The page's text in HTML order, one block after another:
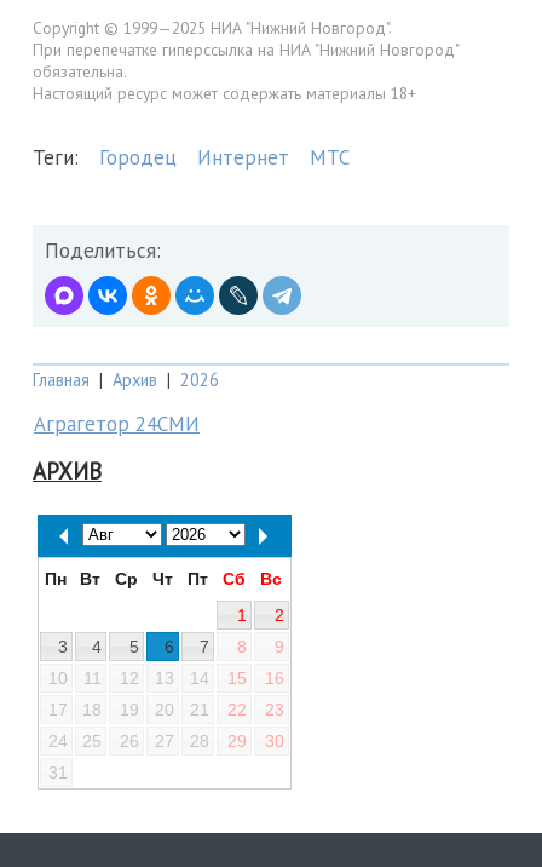
Copyright © 1999—2025 НИА "Нижний Новгород".
При перепечатке гиперссылка на НИА "Нижний Новгород"
обязательна.
Настоящий ресурс может содержать материалы 18+
Теги: Городец Интернет МТС
Поделиться:
Главная | Архив | 2026
Аграгетор 24СМИ
АРХИВ
Пн Вт Ср Чт Пт Сб
Вс
1
2
3
4 5 6 7 8
9
10
11 12 13 14 15
16
17
18 19 20 21 22
23
24
25 26 27 28 29
30
31